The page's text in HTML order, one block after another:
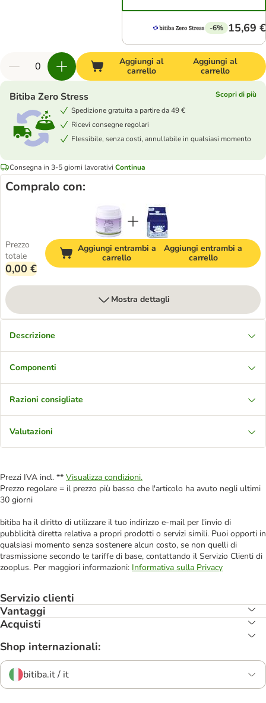
-6% 15,69 €
Aggiungi al
carrello
Aggiungi al
carrello
Bitiba Zero Stress
Scopri di più
Spedizione gratuita a partire da 49 €
Ricevi consegne regolari
Flessibile, senza costi, annullabile in qualsiasi momento
Consegna in 3-5 giorni lavorativi Continua
Compralo con:
Prezzo
totale
0,00 €
Aggiungi entrambi a
carrello
Aggiungi entrambi a
carrello
Mostra dettagli
Descrizione
Componenti
Razioni consigliate
Valutazioni
Prezzi IVA incl. ** Visualizza condizioni.
Prezzo regolare = il prezzo più basso che l'articolo ha avuto negli ultimi
30 giorni
bitiba ha il diritto di utilizzare il tuo indirizzo e-mail per l'invio di
pubblicità diretta relativa a propri prodotti o servizi simili. Puoi opporti in
qualsiasi momento senza sostenere alcun costo, se non quelli di
trasmissione secondo le tariffe di base, contattando il Servizio Clienti di
zooplus. Per maggiori informazioni: Informativa sulla Privacy
Servizio clienti
Vantaggi
Acquisti
Shop internazionali:
bitiba.it / it